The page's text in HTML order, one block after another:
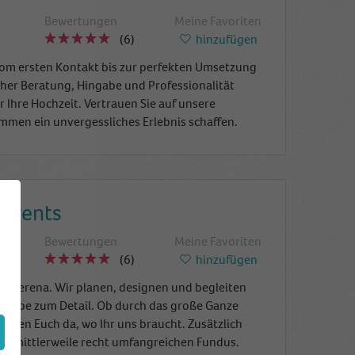
Bewertungen
(6)
Meine Favoriten
hinzufügen
ersten Kontakt bis zur perfekten Umsetzung
Beratung, Hingabe und Professionalität
Hochzeit. Vertrauen Sie auf unsere
ein unvergessliches Erlebnis schaffen.
Bewertungen
(6)
Meine Favoriten
hinzufügen
Verena. Wir planen, designen und begleiten
zum Detail. Ob durch das große Ganze
Euch da, wo Ihr uns braucht. Zusätzlich
mittlerweile recht umfangreichen Fundus.